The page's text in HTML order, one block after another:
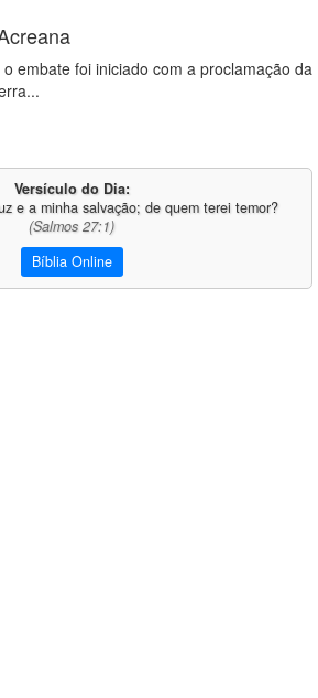
embate foi iniciado com a proclamação da
Versículo do Dia:
e a minha salvação; de quem terei temor?
(Salmos 27:1)
Bíblia Online